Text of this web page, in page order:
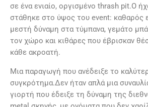
σε ένα ενιαίο, οργισμένο thrash pit.Ο
στάθηκε στο ύψος του event: καθαρός
μεστή δύναμη στα τύμπανα, γεμάτο
τον χώρο και κιθάρες που έβρισκαν
κάθε ακροατή.
Μια παραγωγή που ανέδειξε το
συγκρότημα.Δεν ήταν απλά μια
γιορτή που έδειξε τη δύναμη της